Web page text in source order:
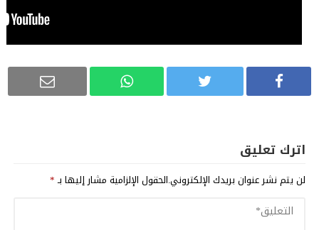
اترك تعليق
لن يتم نشر عنوان بريدك الإلكتروني.الحقول الإلزامية مشار إليها بـ*